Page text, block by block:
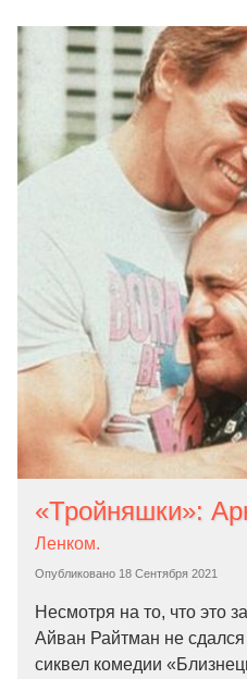
Опубликовано 18 Сентября 2021
Ленком.
Несмотря на то, что это
Айван Райтман не
сиквел комедии